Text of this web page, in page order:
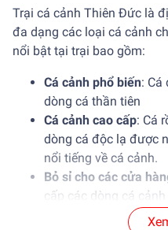
Trại cá cảnh Thiên Đức là
đa dạng các loại cá cảnh
nổi bật tại trại bao gồm:
Cá cảnh phổ biến: Cá
dòng cá thần tiên
Cá cảnh cao cấp: Cá
dòng cá độc lạ được
nổi tiếng về cá cảnh.
Bỏ sỉ cho các cửa
cấp các dòng cá
ưu đãi, cá cảnh sức